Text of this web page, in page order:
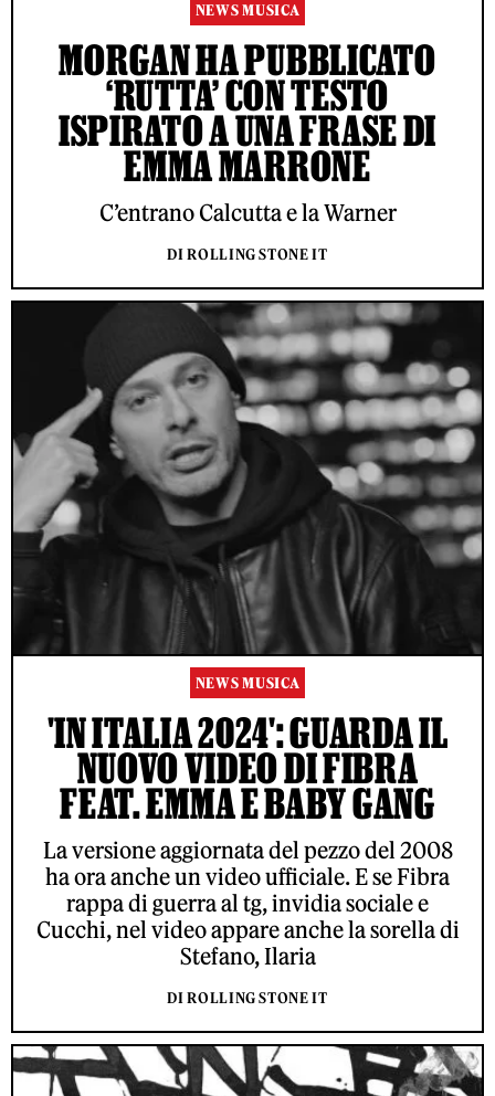
NEWS MUSICA
MORGAN HA PUBBLICATO
‘RUTTA’ CON TESTO
ISPIRATO A UNA FRASE DI
EMMA MARRONE
C’entrano Calcutta e la Warner
DI ROLLING STONE IT
NEWS MUSICA
'IN ITALIA 2024': GUARDA IL
NUOVO VIDEO DI FIBRA
FEAT. EMMA E BABY GANG
La versione aggiornata del pezzo del 2008
ha ora anche un video ufficiale. E se Fibra
rappa di guerra al tg, invidia sociale e
Cucchi, nel video appare anche la sorella di
Stefano, Ilaria
DI ROLLING STONE IT